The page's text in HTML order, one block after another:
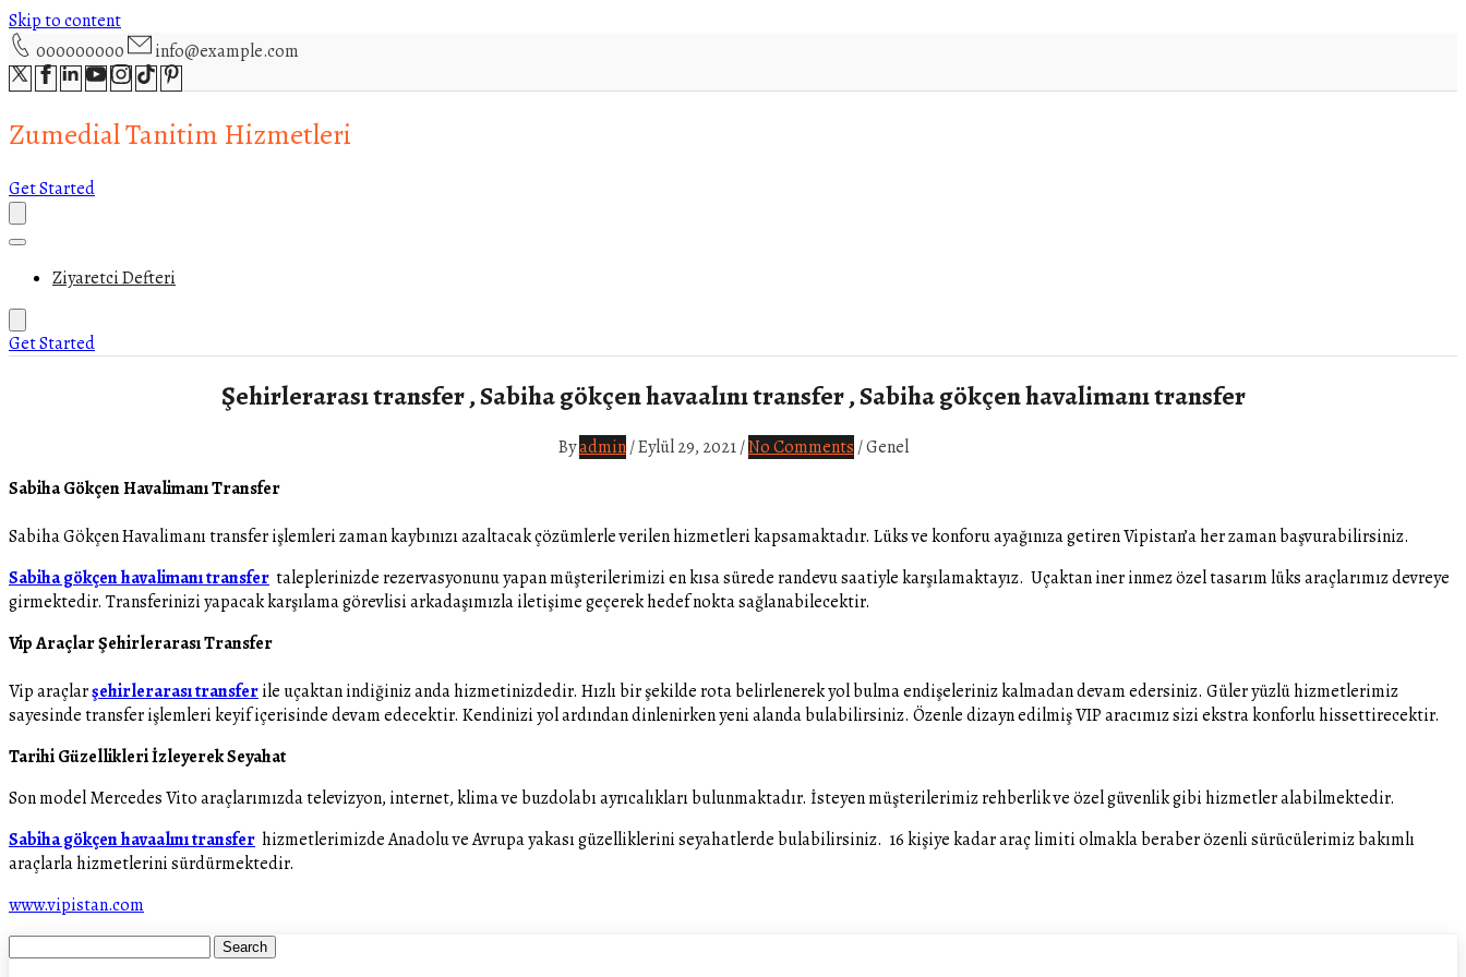
Skip to content
000000000
info@example.com
Zumedial Tanitim Hizmetleri
Get Started
Ziyaretci Defteri
Get Started
Şehirlerarası transfer , Sabiha gökçen havaalını transfer , Sabiha gökçen havalimanı transfer
Byadmin/Eylül 29, 2021/No Comments /Genel
Sabiha Gökçen Havalimanı Transfer
Sabiha Gökçen Havalimanı transfer işlemleri zaman kaybınızı azaltacak çözümlerle verilen hizmetleri kapsamaktadır. Lüks ve konforu ayağınıza getiren Vipistan’a her zaman başvurabilirsiniz.
Sabiha gökçen havalimanı transfer taleplerinizde rezervasyonunu yapan müşterilerimizi en kısa sürede randevu saatiyle karşılamaktayız. Uçaktan iner inmez özel tasarım lüks araçlarımız devreye
girmektedir. Transferinizi yapacak karşılama görevlisi arkadaşımızla iletişime geçerek hedef nokta sağlanabilecektir.
Vip Araçlar Şehirlerarası Transfer
Vip araçlarşehirlerarası transferile uçaktan indiğiniz anda hizmetinizdedir. Hızlı bir şekilde rota belirlenerek yol bulma endişeleriniz kalmadan devam edersiniz. Güler yüzlü hizmetlerimiz
sayesinde transfer işlemleri keyif içerisinde devam edecektir. Kendinizi yol ardından dinlenirken yeni alanda bulabilirsiniz. Özenle dizayn edilmiş VIP aracımız sizi ekstra konforlu hissettirecektir.
Tarihi Güzellikleri İzleyerek Seyahat
Son model Mercedes Vito araçlarımızda televizyon, internet, klima ve buzdolabı ayrıcalıkları bulunmaktadır. İsteyen müşterilerimiz rehberlik ve özel güvenlik gibi hizmetler alabilmektedir.
Sabiha gökçen havaalını transfer hizmetlerimizde Anadolu ve Avrupa yakası güzelliklerini seyahatlerde bulabilirsiniz. 16 kişiye kadar araç limiti olmakla beraber özenli sürücülerimiz bakımlı
araçlarla hizmetlerini sürdürmektedir.
www.vipistan.com